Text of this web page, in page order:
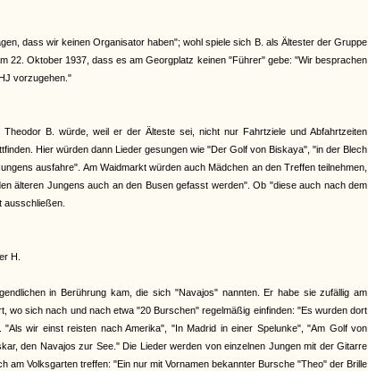
dass wir keinen Organisator haben"; wohl spiele sich B. als Ältester der Gruppe
22. Oktober 1937, dass es am Georgplatz keinen "Führer" gebe: "Wir besprachen
vorzugehen."
B. würde, weil er der Älteste sei, nicht nur Fahrtziele und Abfahrtzeiten
Hier würden dann Lieder gesungen wie "Der Golf von Biskaya", "in der Blech
ausfahre". Am Waidmarkt würden auch Mädchen an den Treffen teilnehmen,
älteren Jungens auch an den Busen gefasst werden". Ob "diese auch nach dem
ausschließen.
H.
in Berührung kam, die sich "Navajos" nannten. Er habe sie zufällig am
wo sich nach und nach etwa "20 Burschen" regelmäßig einfinden: "Es wurden dort
wir einst reisten nach Amerika", "In Madrid in einer Spelunke", "Am Golf von
den Navajos zur See." Die Lieder werden von einzelnen Jungen mit der Gitarre
am Volksgarten treffen: "Ein nur mit Vornamen bekannter Bursche "Theo" der Brille